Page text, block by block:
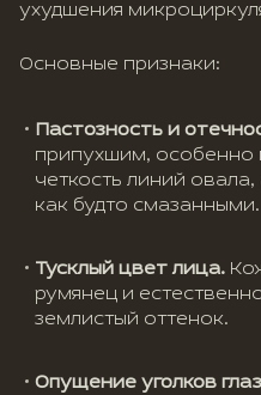
ухудшения
Основные признаки:
Пастозность и
припухшим, особенно
четкость линий
как будто смазанными.
Тусклый цвет лица.
румянец и
землистый оттенок.
Опущение уголков